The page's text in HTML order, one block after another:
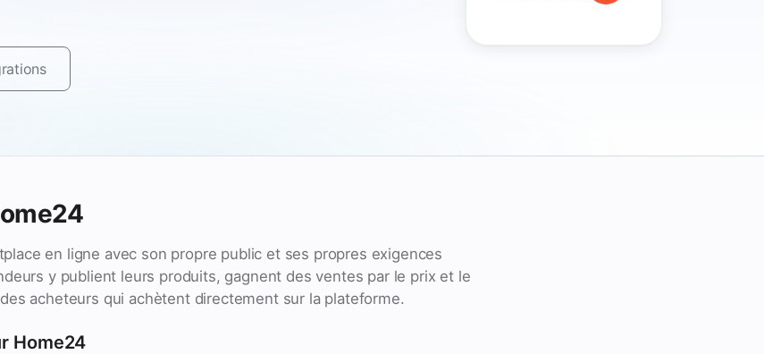
en ligne avec son propre public et ses propres exigences
y publient leurs produits, gagnent des ventes par le prix et le
acheteurs qui achètent directement sur la plateforme.
Home24